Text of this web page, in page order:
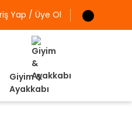
Yap / Üye Ol
Giyim &
Ayakkabı